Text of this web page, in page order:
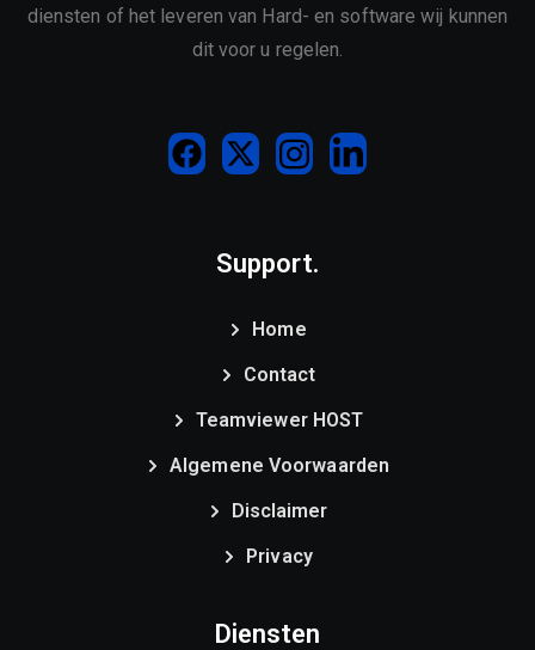
diensten of het leveren van Hard- en software wij kunnen
dit voor u regelen.
Support.
Home
Contact
Teamviewer HOST
Algemene Voorwaarden
Disclaimer
Privacy
Diensten